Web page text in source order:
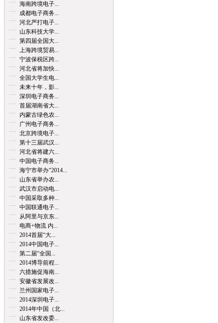
海南跨境电子...
成都电子商务...
河北严打电子...
山东科技大学...
第四届全国大...
上海跨境贸易...
宁波保税区跨...
河北省将加快...
全国大学生电...
未来十年，影...
深圳电子商务...
首届湖南省大...
内蒙古绿色农...
广州电子商务...
北京跨境电子...
第十三届武汉...
河北省将建六...
中国电子商务...
海宁市举办“2014...
山东省举办农...
武汉市启动电...
中国采取多种...
中国联通电子...
从阿里与京东...
电商+物流 内...
2014首届“大...
2014中国电子...
第二届“全国...
2014博导前程...
六措施促海南...
安徽省发展改...
兰州国家电子...
2014深圳电子...
2014年中国（北...
山东省发改委...